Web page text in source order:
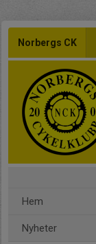
Norbergs CK
Hem
Nyheter